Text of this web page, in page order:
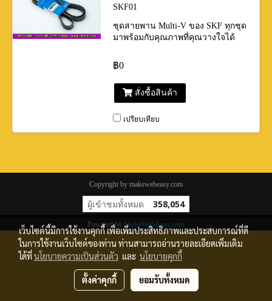
SKF01
ชุดสายพาน Multi-V ของ SKF ทุกชุด
มาพร้อมกับคุณภาพที่คุณวางใจได้
ความยาวสายพาน Multi-V ของเรา
ตรงกับความยาวของ OE ลูกรอกและ
มู่เล่ย์ของเราทั้งหมดได้มาตรฐาน OE
ลูกรอกตั้งสายพานอัตโนมัติของเราติด
ออกแบบสลักปลดเร็วที่เรียบง่าย เรามี
อุปกรณ์ให้เลือกใช้งานตามต้องการ
฿0
สั่งซื้อสินค้า
เปรียบเทียบ
Copyright by makewebeasy.com
ผู้เข้าชมทั้งหมด 358,054
Powered by MakeWebEasy.com
เว็บไซต์นี้มีการใช้งานคุกกี้ เพื่อเพิ่มประสิทธิภาพและประสบการณ์ที่ดี
ในการใช้งานเว็บไซต์ของท่าน ท่านสามารถอ่านรายละเอียดเพิ่มเติม
ได้ที่นโยบายความเป็นส่วนตัว และ นโยบายคุกกี้
ตั้งค่าคุกกี้ ยอมรับทั้งหมด